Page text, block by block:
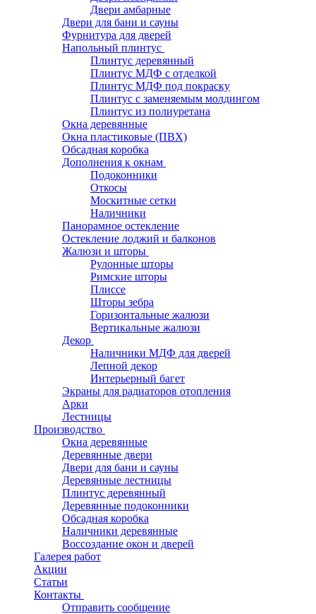
Двери амбарные
Двери для бани и сауны
Фурнитура для дверей
Напольный плинтус
Плинтус деревянный
Плинтус МДФ с отделкой
Плинтус МДФ под покраску
Плинтус с заменяемым молдингом
Плинтус из полиуретана
Окна деревянные
Окна пластиковые (ПВХ)
Обсадная коробка
Дополнения к окнам
Подоконники
Откосы
Москитные сетки
Наличники
Панорамное остекление
Остекление лоджий и балконов
Жалюзи и шторы
Рулонные шторы
Римские шторы
Плиссе
Шторы зебра
Горизонтальные жалюзи
Вертикальные жалюзи
Декор
Наличники МДФ для дверей
Лепной декор
Интерьерный багет
Экраны для радиаторов отопления
Арки
Лестницы
Производство
Окна деревянные
Деревянные двери
Двери для бани и сауны
Деревянные лестницы
Плинтус деревянный
Деревянные подоконники
Обсадная коробка
Наличники деревянные
Воссоздание окон и дверей
Галерея работ
Акции
Статьи
Контакты
Отправить сообщение